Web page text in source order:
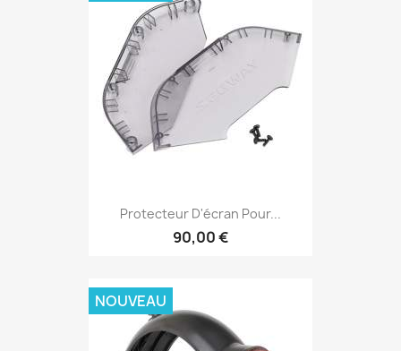
Protecteur D'écran Pour...
90,00 €
NOUVEAU